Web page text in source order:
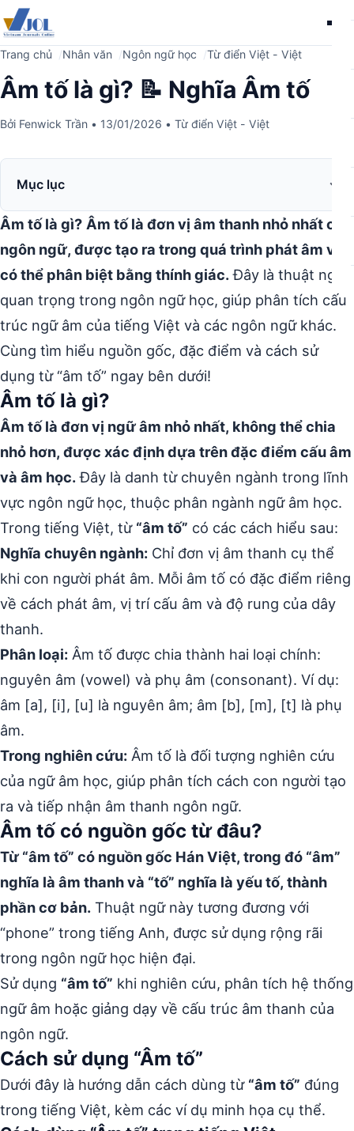
Trang chủ Nhân văn Ngôn ngữ học Từ điển Việt - Việt
Âm tố là gì? 📝 Nghĩa Âm tố
Bởi Fenwick Trần • 13/01/2026 • Từ điển Việt - Việt
Mục lục
Âm tố là gì? Âm tố là đơn vị âm thanh nhỏ nhất của
ngôn ngữ, được tạo ra trong quá trình phát âm và
có thể phân biệt bằng thính giác.Đây là thuật ngữ
quan trọng trong ngôn ngữ học, giúp phân tích cấu
trúc ngữ âm của tiếng Việt và các ngôn ngữ khác.
Cùng tìm hiểu nguồn gốc, đặc điểm và cách sử
dụng từ “âm tố” ngay bên dưới!
Âm tố là gì?
Âm tố là đơn vị ngữ âm nhỏ nhất, không thể chia
nhỏ hơn, được xác định dựa trên đặc điểm cấu âm
và âm học.Đây là danh từ chuyên ngành trong lĩnh
vực ngôn ngữ học, thuộc phân ngành ngữ âm học.
Trong tiếng Việt, từ “âm tố” có các cách hiểu sau:
Nghĩa chuyên ngành: Chỉ đơn vị âm thanh cụ thể
khi con người phát âm. Mỗi âm tố có đặc điểm riêng
về cách phát âm, vị trí cấu âm và độ rung của dây
thanh.
Phân loại: Âm tố được chia thành hai loại chính:
nguyên âm (vowel) và phụ âm (consonant). Ví dụ:
âm [a], [i], [u] là nguyên âm; âm [b], [m], [t] là phụ
âm.
Trong nghiên cứu: Âm tố là đối tượng nghiên cứu
của ngữ âm học, giúp phân tích cách con người tạo
ra và tiếp nhận âm thanh ngôn ngữ.
Âm tố có nguồn gốc từ đâu?
Từ “âm tố” có nguồn gốc Hán Việt, trong đó “âm”
nghĩa là âm thanh và “tố” nghĩa là yếu tố, thành
phần cơ bản. Thuật ngữ này tương đương với
“phone” trong tiếng Anh, được sử dụng rộng rãi
trong ngôn ngữ học hiện đại.
Sử dụng “âm tố” khi nghiên cứu, phân tích hệ thống
ngữ âm hoặc giảng dạy về cấu trúc âm thanh của
ngôn ngữ.
Cách sử dụng “Âm tố”
Dưới đây là hướng dẫn cách dùng từ “âm tố” đúng
trong tiếng Việt, kèm các ví dụ minh họa cụ thể.